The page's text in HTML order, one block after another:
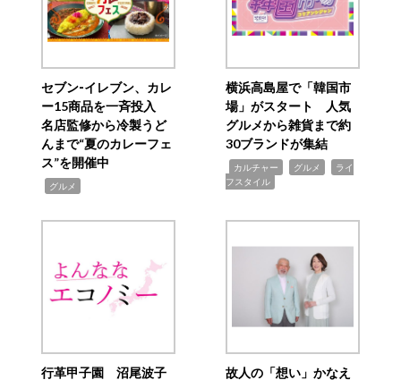
セブン‐イレブン、カレ
ー15商品を一斉投入
名店監修から冷製うど
んまで“夏のカレーフェ
ス”を開催中
グルメ
横浜高島屋で「韓国市
場」がスタート 人気
グルメから雑貨まで約
30ブランドが集結
カルチャー グルメ
ライ
フスタイル
行革甲子園 沼尾波子
故人の「想い」かなえ